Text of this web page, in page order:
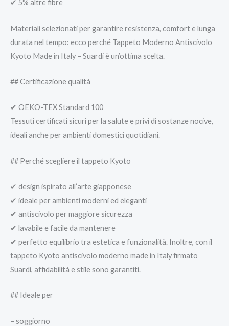
✔ 5% altre fibre
Materiali selezionati per garantire resistenza, comfort e lunga
durata nel tempo: ecco perché Tappeto Moderno Antiscivolo
Kyoto Made in Italy – Suardi è un’ottima scelta.
## Certificazione qualità
✔ OEKO-TEX Standard 100
Tessuti certificati sicuri per la salute e privi di sostanze nocive,
ideali anche per ambienti domestici quotidiani.
## Perché scegliere il tappeto Kyoto
✔ design ispirato all’arte giapponese
✔ ideale per ambienti moderni ed eleganti
✔ antiscivolo per maggiore sicurezza
✔ lavabile e facile da mantenere
✔ perfetto equilibrio tra estetica e funzionalità. Inoltre, con il
tappeto Kyoto antiscivolo moderno made in Italy firmato
Suardi, affidabilità e stile sono garantiti.
## Ideale per
– soggiorno